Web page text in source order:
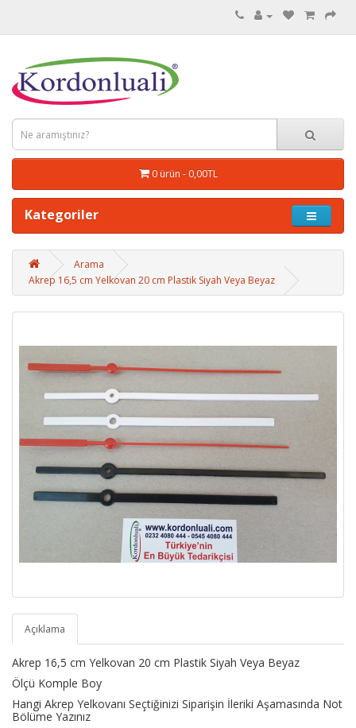
0 ürün - 0,00TL
Kategoriler
Arama
Akrep 16,5 cm Yelkovan 20 cm Plastik Siyah Veya Beyaz
Açıklama
Akrep 16,5 cm Yelkovan 20 cm Plastik Siyah Veya Beyaz
Ölçü Komple Boy
Hangi Akrep Yelkovanı Seçtiğinizi Siparişin İleriki Aşamasında Not
Bölüme Yazınız